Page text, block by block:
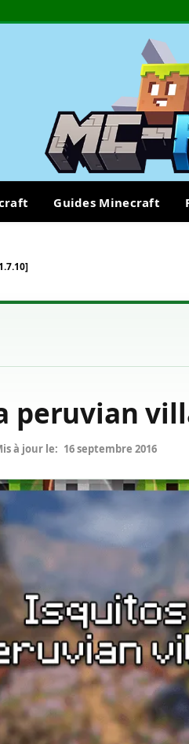
Guides Minecraft
peruvian
à jour le: 16 septembre 2016